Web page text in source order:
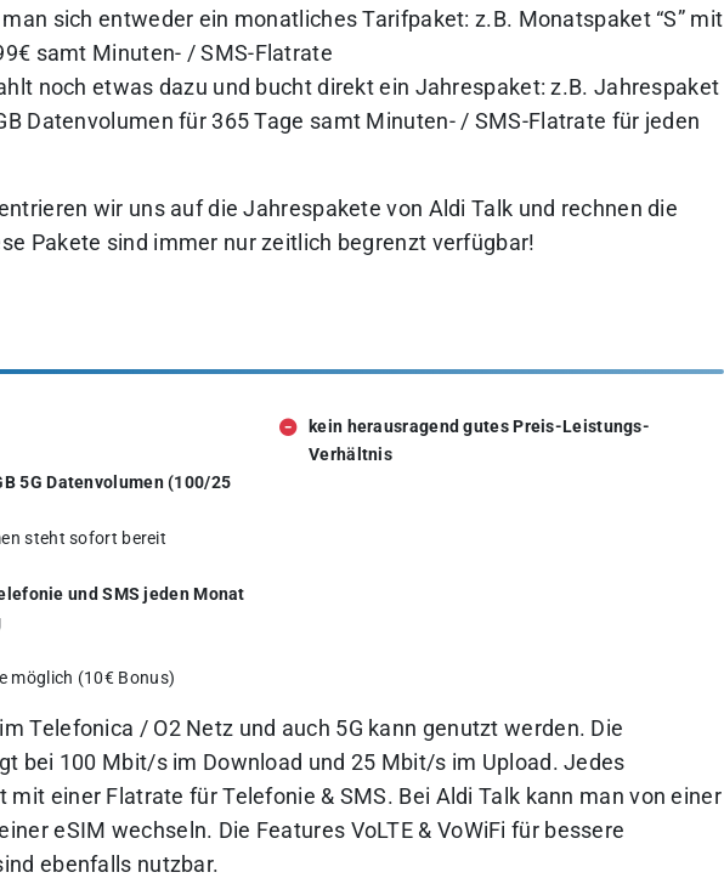
sich entweder ein monatliches Tarifpaket: z.B. Monatspaket “S” mit
samt Minuten- / SMS-Flatrate
noch etwas dazu und bucht direkt ein Jahrespaket: z.B. Jahrespaket
Datenvolumen für 365 Tage samt Minuten- / SMS-Flatrate für jeden
wir uns auf die Jahrespakete von Aldi Talk und rechnen die
Pakete sind immer nur zeitlich begrenzt verfügbar!
5G Datenvolumen (100/25
steht sofort bereit
und SMS jeden Monat
möglich (10€ Bonus)
kein herausragend gutes Preis-Leistungs-
Verhältnis
Telefonica / O2 Netz und auch 5G kann genutzt werden. Die
bei 100 Mbit/s im Download und 25 Mbit/s im Upload. Jedes
einer Flatrate für Telefonie & SMS. Bei Aldi Talk kann man von einer
eSIM wechseln. Die Features VoLTE & VoWiFi für bessere
ebenfalls nutzbar.